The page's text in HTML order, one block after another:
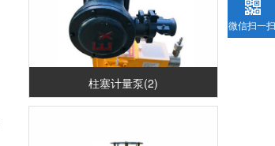
柱塞计量泵(2)
微信扫一扫